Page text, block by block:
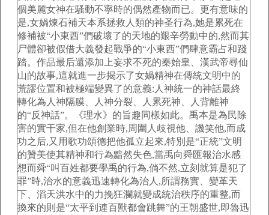
個美麗女神在騷動不寧時的偶然產物而已。更有意味的
是,女媧煉石補天本系拯救人類的神圣行為,她是累死在
修補被“小東西”們破壞了的天地的艱辛勞動中的,然而其
尸體卻被假借大義發起戰爭的“小東西”們肆意霸占和踐
踏。作品最后還添加上妄求不死的秦始皇、漢武帝尋仙
山的故事,這就進一步揭示了女媧精神在傳統文明中的
荒謬位置和被極端變異了的意義:人神統一的神話最終
轉化為人神隔膜、人神分裂、人累死神、人背離神
的“反神話”。《理水》的旨趣同樣如此。禹本是為民除
害的實干家,但在他創業時,周圍人歧視他、譏笑他,而成
功之后,又用歌功頌德把他孤立起來,特別是“正統”文明
的贊美使其精神和行為黯然失色,當禹向舜匯報治水感
想而舜“叫百姓都要學禹的行為,倘不然,立刻就算是犯了
罪”時,治水的意義迅速轉化為治人,所謂務實、變革天
下、滔天洪水中的力挽狂瀾就變成統治秩序的重整,而
換來的則是“太平到連百獸都會跳舞”的王朝盛世,即魯迅